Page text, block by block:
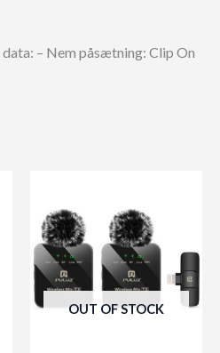
– Nem påsætning: Clip On
OUT OF STOCK